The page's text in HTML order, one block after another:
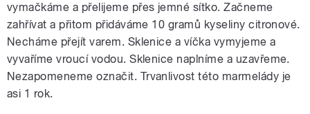
vymačkáme a přelijeme přes jemné sítko. Začneme
zahřívat a přitom přidáváme 10 gramů kyseliny citronové.
Necháme přejít varem. Sklenice a víčka vymyjeme a
vyvaříme vroucí vodou. Sklenice naplníme a uzavřeme.
Nezapomeneme označit. Trvanlivost této marmelády je
asi 1 rok.